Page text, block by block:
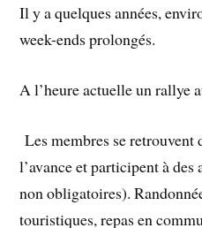
Il y a quelques années,
week-ends prolongés.
A l’heure actuelle un rallye
Les membres se retrouvent
l’avance et participent à
non obligatoires).
touristiques, repas en